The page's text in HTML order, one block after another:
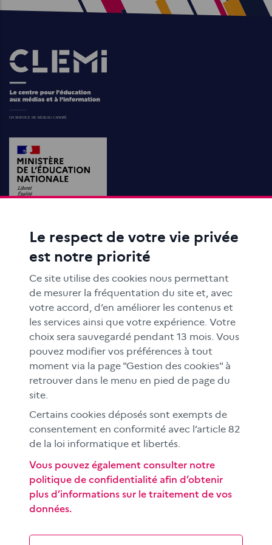
Images
ACTIONS ÉDUCATIVES
FORMATION
RESSOURCES
MÉDIAS SCOLAIRES
FAMILLES
Le CLEMI
En académies
À l'international
CLEMI sup
Espace presse
Si vous souhaitez vous abonner gratuitement à la lettre
d'information mensuelle du CLEMI, cliquezici →
Le respect de votre vie privée
est notre priorité
Ce site utilise des cookies nous permettant
de mesurer la fréquentation du site et, avec
votre accord, d’en améliorer les contenus et
les services ainsi que votre expérience. Votre
choix sera sauvegardé pendant 13 mois. Vous
pouvez modifier vos préférences à tout
moment via la page "Gestion des cookies" à
retrouver dans le menu en pied de page du
site.
Certains cookies déposés sont exempts de
consentement en conformité avec l’article 82
de la loi informatique et libertés.
Vous pouvez également consulter notre
politique de confidentialité afin d’obtenir
plus d’informations sur le traitement de vos
données.